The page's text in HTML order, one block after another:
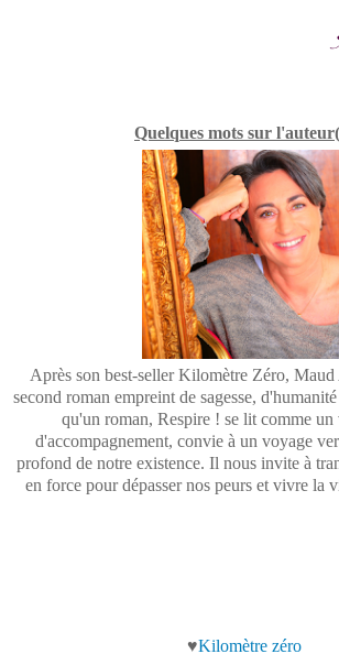
Quelques mots sur
Après son best-seller Kilomètre Zéro,
second roman empreint de sagesse,
qu'un roman, Respire ! se lit comme
d'accompagnement, convie à un voyage
profond de notre existence. Il nous invite à
en force pour dépasser nos peurs et vivre la
♥Kilomètre zéro